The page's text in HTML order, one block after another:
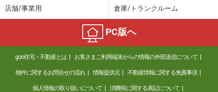
店舗/事業用 倉庫/トランクルーム
PC版へ
goo住宅・不動産とは お客さまご利用端末からの情報の外部送信について
物件に関するお問合せの流れ 情報提供元 不動産情報に関する免責事項
個人情報の取り扱いについて 消費税に関する表記について